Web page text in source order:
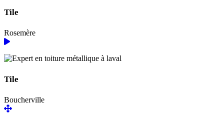
Tile
Rosemère
Tile
Boucherville